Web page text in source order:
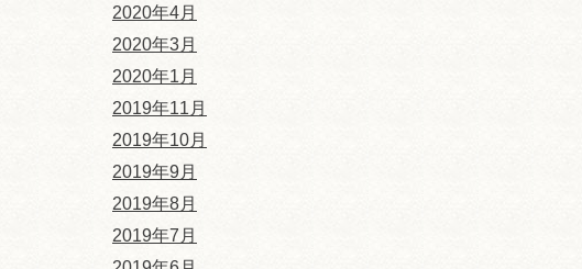
2020年4月
2020年3月
2020年1月
2019年11月
2019年10月
2019年9月
2019年8月
2019年7月